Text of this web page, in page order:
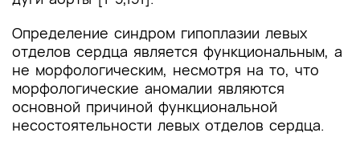
Определение синдром гипоплазии левых
отделов сердца является функциональным, а
не морфологическим, несмотря на то, что
морфологические аномалии являются
основной причиной функциональной
несостоятельности левых отделов сердца.